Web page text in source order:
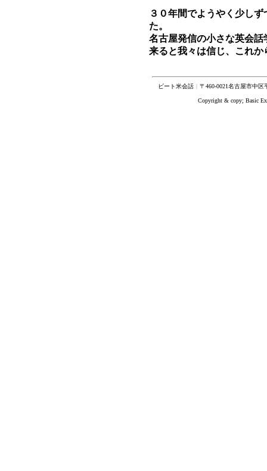
３０年間でようやく少し
た。
名古屋発信の小さな英会
来ると我々は信じ、これ
ビート米会話｜ 〒460-0021名古屋市中区
Copyright & copy; Basic